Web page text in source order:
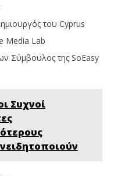
του Cyprus
Media Lab
Σύμβουλος της SoEasy
Συχνοί